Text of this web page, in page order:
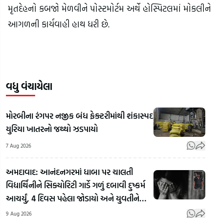
મૃતદેહનો કબજો મેળવીને પોસ્ટમોર્ટમ અર્થે હોસ્પિટલમાં મોકલીને
આગળની કાર્યવાહી હાથ ધરી છે.
વધુ વંચાયેલા
મોરબીના રંગપર નજીક બંધ ફેક્ટરીમાંથી શંકાસ્પદ
યુરિયા ખાતરનો જથ્થો ઝડપાયો
7 Aug 2026
અમદાવાદ: આનંદનગરમાં ધાબા પર ચાલતી
વિદ્યાર્થિનીને સિક્યોરિટી ગાર્ડે ગળું દબાવી દુષ્કર્મ
આચર્યું, 4 દિવસ પહેલા જોડાયો અને યુવતીને
પીંખી
9 Aug 2026